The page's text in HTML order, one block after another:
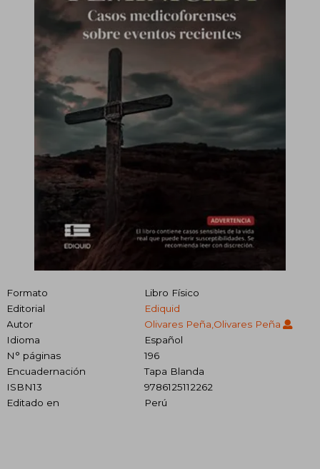
Formato
Libro Físico
Editorial
Ediquid
Autor
Olivares Peña,Olivares Peña
Idioma
Español
N° páginas
196
Encuadernación
Tapa Blanda
ISBN13
9786125112262
Editado en
Perú